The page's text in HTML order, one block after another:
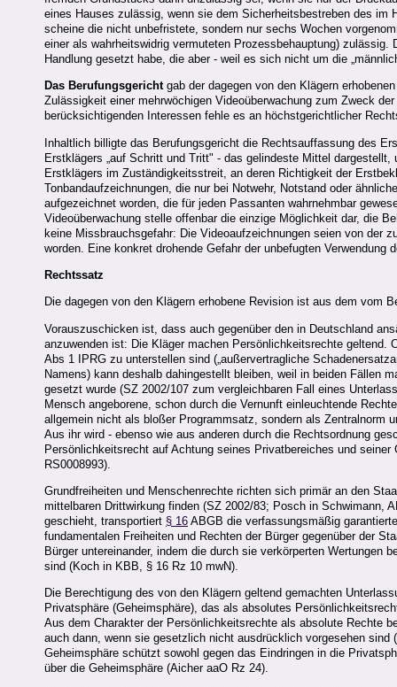
eines Hauses zulässig, wenn sie dem Sicherheitsbestreben des im
scheine die nicht unbefristete, sondern nur sechs Wochen
einer als wahrheitswidrig vermuteten Prozessbehauptung)
Handlung gesetzt habe, die aber - weil es sich nicht um die
Das Berufungsgerichtgab der dagegen von den Klägern
Zulässigkeit einer mehrwöchigen Videoüberwachung zum Zweck
berücksichtigenden Interessen fehle es an höchstgerichtlicher
Inhaltlich billigte das Berufungsgericht die Rechtsauffassung des
Erstklägers „auf Schritt und Tritt" - das gelindeste Mittel
Erstklägers im Zuständigkeitsstreit, an deren Richtigkeit der
Tonbandaufzeichnungen, die nur bei Notwehr, Notstand oder
aufgezeichnet worden, die für jeden Passanten wahrnehmbar
Videoüberwachung stelle offenbar die einzige Möglichkeit dar, die
keine Missbrauchsgefahr: Die Videoaufzeichnungen seien von der
worden. Eine konkret drohende Gefahr der unbefugten Verwendung
Rechtssatz
Die dagegen von den Klägern erhobene Revision ist aus dem vom
Vorauszuschicken ist, dass auch gegenüber den in Deutschland
anzuwenden ist: Die Kläger machen Persönlichkeitsrechte geltend.
Abs 1 IPRG zu unterstellen sind („außervertragliche
Namens) kann deshalb dahingestellt bleiben, weil in beiden Fällen
gesetzt wurde (SZ 2002/107 zum vergleichbaren Fall eines
Mensch angeborene, schon durch die Vernunft einleuchtende
allgemein nicht als bloßer Programmsatz, sondern als Zentralnorm
Aus ihr wird - ebenso wie aus anderen durch die Rechtsordnung
Persönlichkeitsrecht auf Achtung seines Privatbereiches und
RS0008993).
Grundfreiheiten und Menschenrechte richten sich primär an den
mittelbaren Drittwirkung finden (SZ 2002/83; Posch in Schwimann,
geschieht, transportiert § 16 ABGB die verfassungsmäßig
fundamentalen Freiheiten und Rechten der Bürger gegenüber der
Bürger untereinander, indem die durch sie verkörperten Wertungen
sind (Koch in KBB, § 16 Rz 10 mwN).
Die Berechtigung des von den Klägern geltend gemachten
Privatsphäre (Geheimsphäre), das als absolutes
Aus dem Charakter der Persönlichkeitsrechte als absolute Rechte
auch dann, wenn sie gesetzlich nicht ausdrücklich vorgesehen sind
Geheimsphäre schützt sowohl gegen das Eindringen in die
über die Geheimsphäre (Aicher aaO Rz 24).